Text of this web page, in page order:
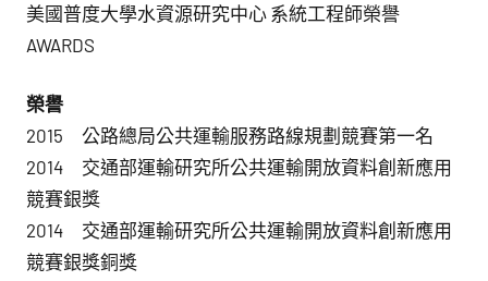
美國普度大學水資源研究中心 系統工程師榮譽
AWARDS
榮譽
2015 公路總局公共運輸服務路線規劃競賽第一名
2014 交通部運輸研究所公共運輸開放資料創新應用
競賽銀獎
2014 交通部運輸研究所公共運輸開放資料創新應用
競賽銀獎銅獎